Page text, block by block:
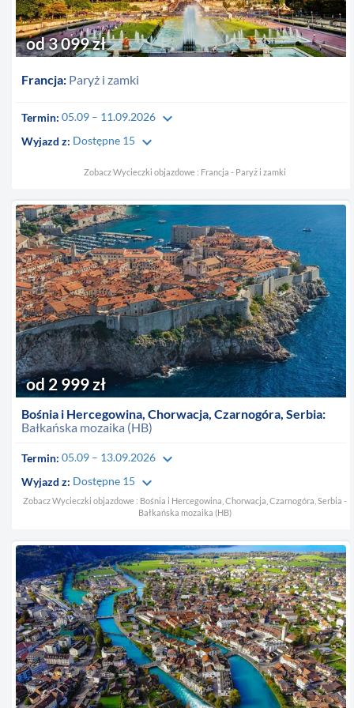
Francja: Paryż i zamki
od 3 099 zł
Termin: 05.09 – 11.09.2026 keyboard_arrow_down
Wyjazd z: Dostępne 15 keyboard_arrow_down
Zobacz Wycieczki objazdowe : Francja - Paryż i zamki
Bośnia i Hercegowina, Chorwacja, Czarnogóra, Serbia:
Bałkańska mozaika (HB)
od 2 999 zł
Termin: 05.09 – 13.09.2026 keyboard_arrow_down
Wyjazd z: Dostępne 15 keyboard_arrow_down
Zobacz Wycieczki objazdowe : Bośnia i Hercegowina, Chorwacja, Czarnogóra, Serbia -
Bałkańska mozaika (HB)